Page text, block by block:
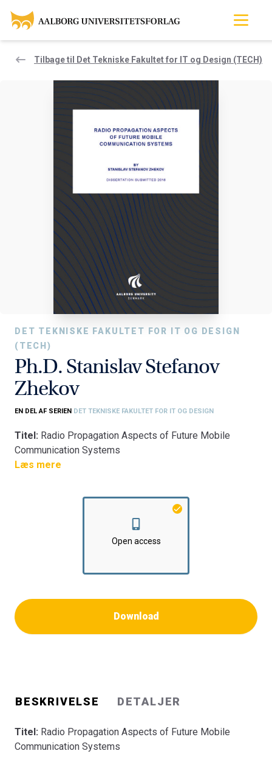
Tilbage til Det Tekniske Fakultet for IT og Design (TECH)
DET TEKNISKE FAKULTET FOR IT OG DESIGN
(TECH)
Ph.D. Stanislav Stefanov
Zhekov
EN DEL AF SERIEN DET TEKNISKE FAKULTET FOR IT OG DESIGN
Titel: Radio Propagation Aspects of Future Mobile
Communication Systems
Fakultet:Det Tekniske Fakultet for IT og Design
Læs mere
Open access
Download
BESKRIVELSE DETALJER
Titel: Radio Propagation Aspects of Future Mobile
Communication Systems